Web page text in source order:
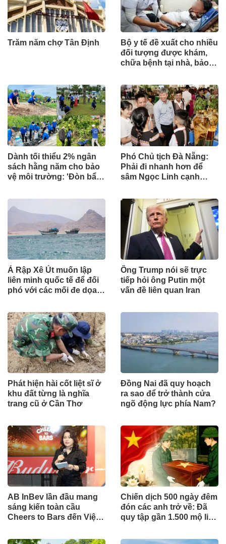
Trăm năm chợ Tân Định
Bộ y tế đề xuất cho nhiều
đối tượng được khám,
chữa bệnh tại nhà, bảo
Dành tối thiểu 2% ngân
sách hằng năm cho bảo
vệ môi trường: 'Đòn bẩy'
ngoặt quản trị hiện đại
Phó Chủ tịch Đà Nẵng:
Phải đi nhanh hơn để
sâm Ngọc Linh cạnh
Ả Rập Xê Út muốn lập
liên minh quốc tế để đối
phó với các mối đe dọa
Ông Trump nói sẽ trực
tiếp hỏi ông Putin một
vấn đề liên quan Iran
Phát hiện hài cốt liệt sĩ ở
khu đất từng là nghĩa
trang cũ ở Cần Thơ
Đồng Nai đã quy hoạch
ra sao để trở thành cửa
ngõ động lực phía Nam?
AB InBev lần đầu mang
sáng kiến toàn cầu
Cheers to Bars đến Việt
Chiến dịch 500 ngày đêm
đón các anh trở về: Đã
quy tập gần 1.500 mộ liệt